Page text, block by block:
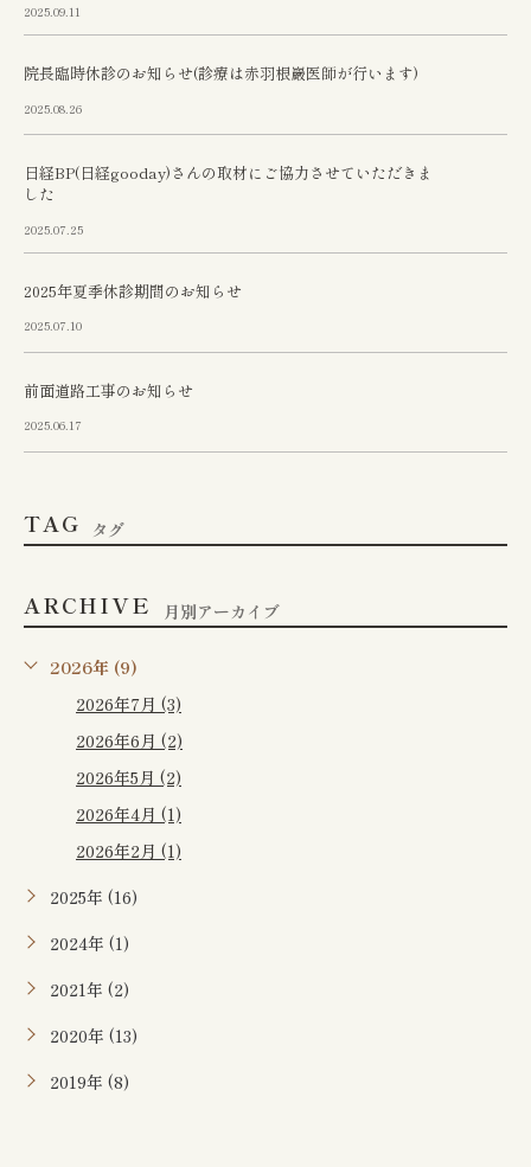
2025.09.11
院長臨時休診のお知らせ(診療は赤羽根巖医師が行います)
2025.08.26
日経BP(日経gooday)さんの取材にご協力させていただきま
した
2025.07.25
2025年夏季休診期間のお知らせ
2025.07.10
前面道路工事のお知らせ
2025.06.17
TAG タグ
ARCHIVE 月別アーカイブ
2026年 (9)
2026年7月 (3)
2026年6月 (2)
2026年5月 (2)
2026年4月 (1)
2026年2月 (1)
2025年 (16)
2024年 (1)
2021年 (2)
2020年 (13)
2019年 (8)